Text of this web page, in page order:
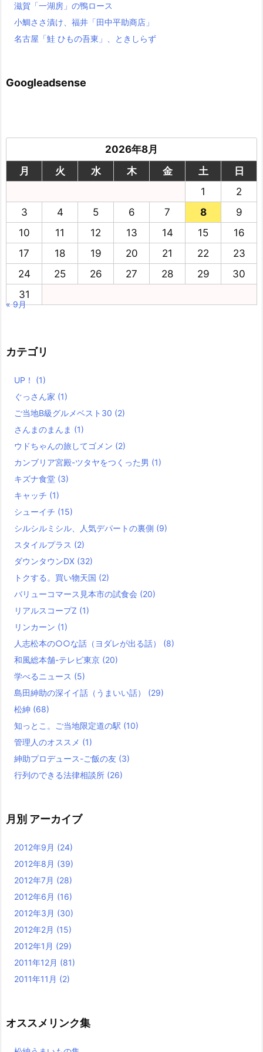
滋賀「一湖房」の鴨ロース
小鯛ささ漬け、福井「田中平助商店」
名古屋「鮭 ひもの吾東」、ときしらず
Googleadsense
2026年8月
月
火 水 木 金 土
日
1
2
3
4 5 6 7 8
9
10
11 12 13 14 15
16
17
18 19 20 21 22
23
24
25 26 27 28 29
30
31
« 9月
カテゴリ
UP！ (1)
ぐっさん家 (1)
ご当地B級グルメベスト30 (2)
さんまのまんま (1)
ウドちゃんの旅してゴメン (2)
カンブリア宮殿-ツタヤをつくった男 (1)
キズナ食堂 (3)
キャッチ (1)
シューイチ (15)
シルシルミシル、人気デパートの裏側 (9)
スタイルプラス (2)
ダウンタウンDX (32)
トクする。買い物天国 (2)
バリューコマース見本市の試食会 (20)
リアルスコープZ (1)
リンカーン (1)
人志松本の○○な話（ヨダレが出る話） (8)
和風総本舗-テレビ東京 (20)
学べるニュース (5)
島田紳助の深イイ話（うまいい話） (29)
松紳 (68)
知っとこ。ご当地限定道の駅 (10)
管理人のオススメ (1)
紳助プロデュース-ご飯の友 (3)
行列のできる法律相談所 (26)
月別 アーカイブ
2012年9月 (24)
2012年8月 (39)
2012年7月 (28)
2012年6月 (16)
2012年3月 (30)
2012年2月 (15)
2012年1月 (29)
2011年12月 (81)
2011年11月 (2)
オススメリンク集